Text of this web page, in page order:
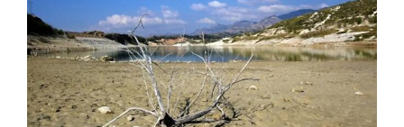
de
casi
450.000
euros
que
beneficiarán